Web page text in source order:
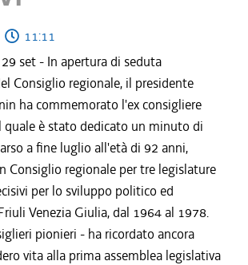
11:11
29 set - In apertura di seduta
Consiglio regionale, il presidente
ha commemorato l'ex consigliere
quale è stato dedicato un minuto di
a fine luglio all'età di 92 anni,
Consiglio regionale per tre legislature
per lo sviluppo politico ed
Venezia Giulia, dal 1964 al 1978.
pionieri - ha ricordato ancora
vita alla prima assemblea legislativa